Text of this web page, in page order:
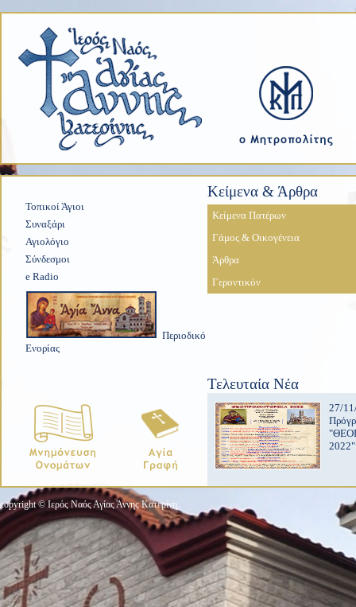
Τοπικοί Άγιοι
Συναξάρι
Αγιολόγιο
Σύνδεσμοι
e Radio
Περιοδικό
Ενορίας
Κείμενα & Άρθρα
Κείμενα Πατέρων
Γάμος & Οικογένεια
Άρθρα
Γεροντικόν
Τελευταία Νέα
27/
2022"
copyright © Ιερός Ναός Αγίας Άννης Κατερίνη.